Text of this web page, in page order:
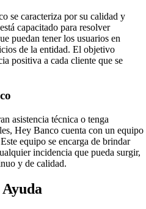
se caracteriza por su calidad y
capacitado para resolver
puedan tener los usuarios en
de la entidad. El objetivo
positiva a cada cliente que se
asistencia técnica o tenga
Hey Banco cuenta con un equipo
equipo se encarga de brindar
incidencia que pueda surgir,
y de calidad.